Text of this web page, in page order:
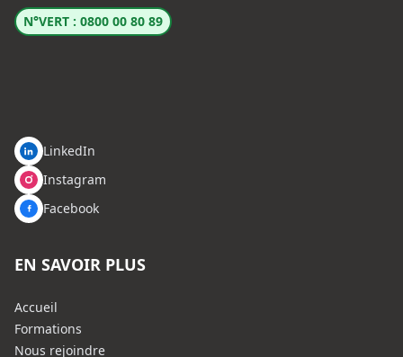
N°VERT : 0800 00 80 89
LinkedIn
Instagram
Facebook
EN SAVOIR PLUS
Accueil
Formations
Nous rejoindre